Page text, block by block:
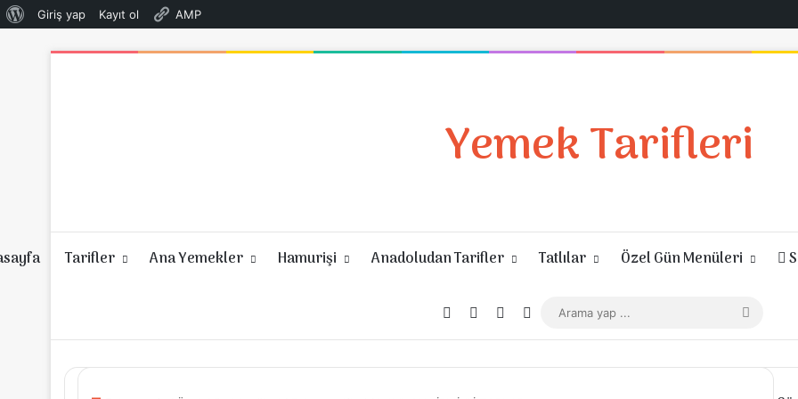
WordPress
Giriş yap Kayıt ol AMP
Yemek Tarifleri
Tarifler Ana Yemekler Hamurişi Anadoludan Tarifler Tatlılar Özel Gün Menüleri
Giriş YapRastgele Makale
Kenar Bölmesi
Dış görünümü değiştir
Arama
yap